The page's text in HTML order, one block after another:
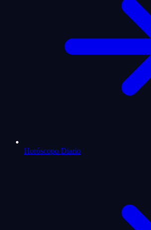
Horóscopo Diario